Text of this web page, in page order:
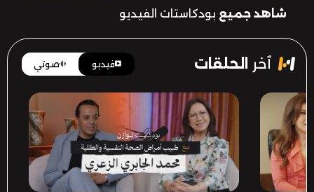
شاهد جميع بودكاستات الفيديو
ٱخر الحلقات فيديو صوتي